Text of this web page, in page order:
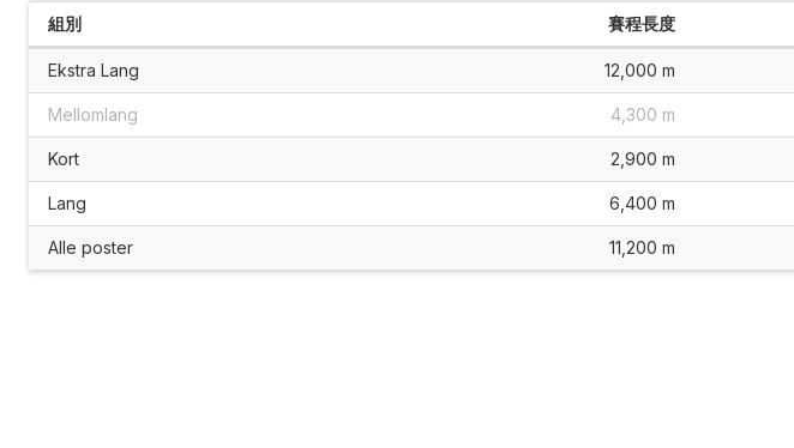
組別 賽程長度
Ekstra Lang 12,000 m
Mellomlang 4,300 m
Kort 2,900 m
Lang 6,400 m
Alle poster 11,200 m